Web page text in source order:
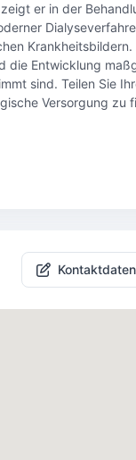
er in der
Krankheitsbildern.
die Entwicklung
sind. Teilen Sie
Versorgung zu